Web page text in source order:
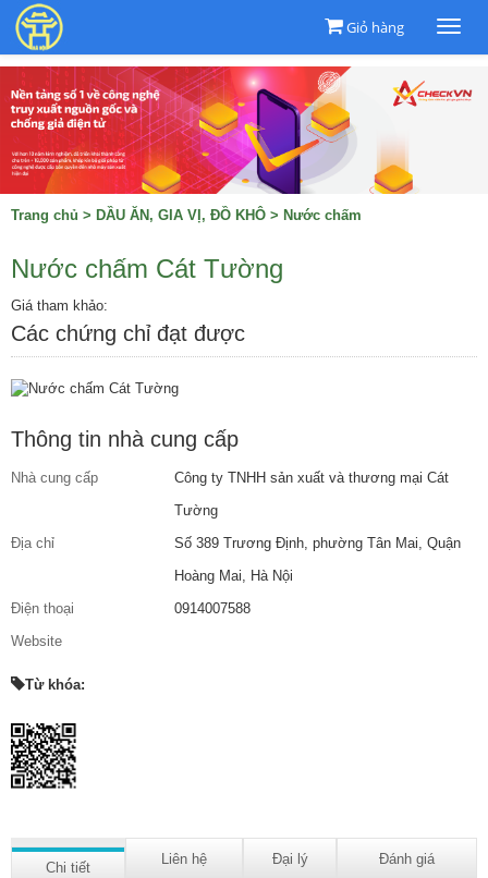
Giỏ hàng
Trang chủ > DẦU ĂN, GIA VỊ, ĐỒ KHÔ > Nước chấm
Nước chấm Cát Tường
Giá tham khảo:
Các chứng chỉ đạt được
Thông tin nhà cung cấp
Nhà cung cấp
Công ty TNHH sản xuất và thương mại Cát
Tường
Địa chỉ
Số 389 Trương Định, phường Tân Mai, Quận
Hoàng Mai, Hà Nội
Điện thoại
0914007588
Website
Từ khóa:
Chi tiết
Liên hệ Đại lý Đánh giá